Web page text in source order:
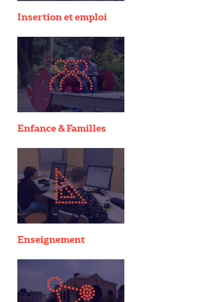
Insertion et emploi
Enfance & Familles
Enseignement